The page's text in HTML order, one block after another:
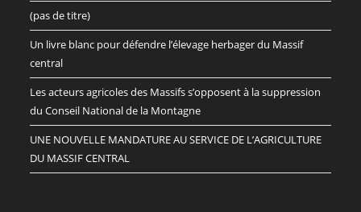
(pas de titre)
Un livre blanc pour défendre l’élevage herbager du Massif
central
Les acteurs agricoles des Massifs s’opposent à la suppression
du Conseil National de la Montagne
UNE NOUVELLE MANDATURE AU SERVICE DE L’AGRICULTURE
DU MASSIF CENTRAL